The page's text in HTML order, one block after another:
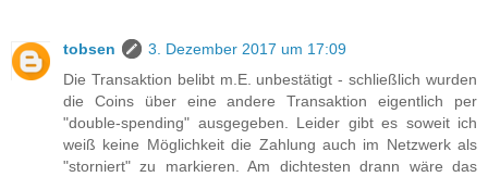
tobsen
3. Dezember 2017 um 17:09
Die Transaktion belibt m.E. unbestätigt - schließlich wurden
die Coins über eine andere Transaktion eigentlich per
"double-spending" ausgegeben. Leider gibt es soweit ich
weiß keine Möglichkeit die Zahlung auch im Netzwerk als
"storniert" zu markieren. Am dichtesten drann wäre das